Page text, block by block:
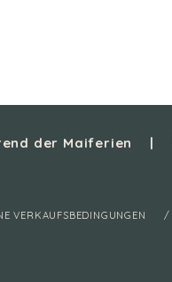
der Maiferien
VERKAUFSBEDINGUNGEN